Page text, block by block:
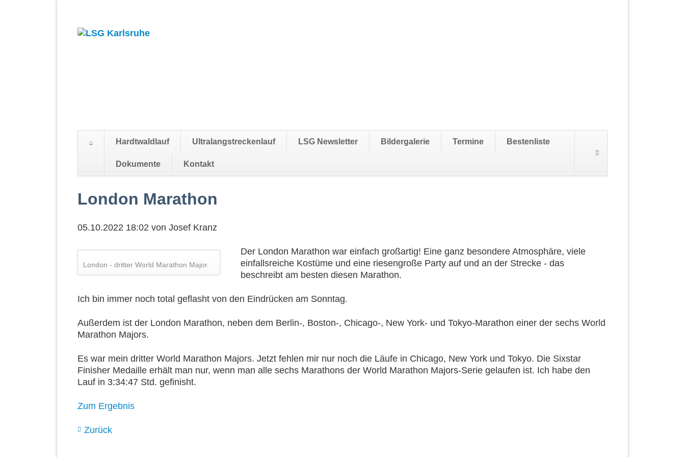
überspringen
Hardtwaldlauf Ultralangstreckenlauf LSG Newsletter Bildergalerie Termine Bestenliste
Dokumente Kontakt
überspringen
London Marathon
05.10.2022 18:02 von Josef Kranz
London - dritter World Marathon Major.
Der London Marathon war einfach großartig! Eine ganz besondere Atmosphäre, viele
einfallsreiche Kostüme und eine riesengroße Party auf und an der Strecke - das
beschreibt am besten diesen Marathon.
Ich bin immer noch total geflasht von den Eindrücken am Sonntag.
Außerdem ist der London Marathon, neben dem Berlin-, Boston-, Chicago-, New York- und Tokyo-Marathon einer der sechs World
Marathon Majors.
Es war mein dritter World Marathon Majors. Jetzt fehlen mir nur noch die Läufe in Chicago, New York und Tokyo. Die Sixstar
Finisher Medaille erhält man nur, wenn man alle sechs Marathons der World Marathon Majors-Serie gelaufen ist. Ich habe den
Lauf in 3:34:47 Std. gefinisht.
Zum Ergebnis
Zurück